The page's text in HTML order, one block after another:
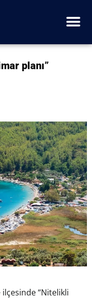
planı”
ilçesinde “Nitelikli